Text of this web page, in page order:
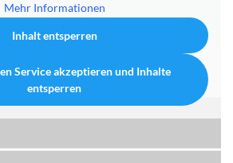
Mehr Informationen
Inhalt entsperren
Service akzeptieren und Inhalte
entsperren